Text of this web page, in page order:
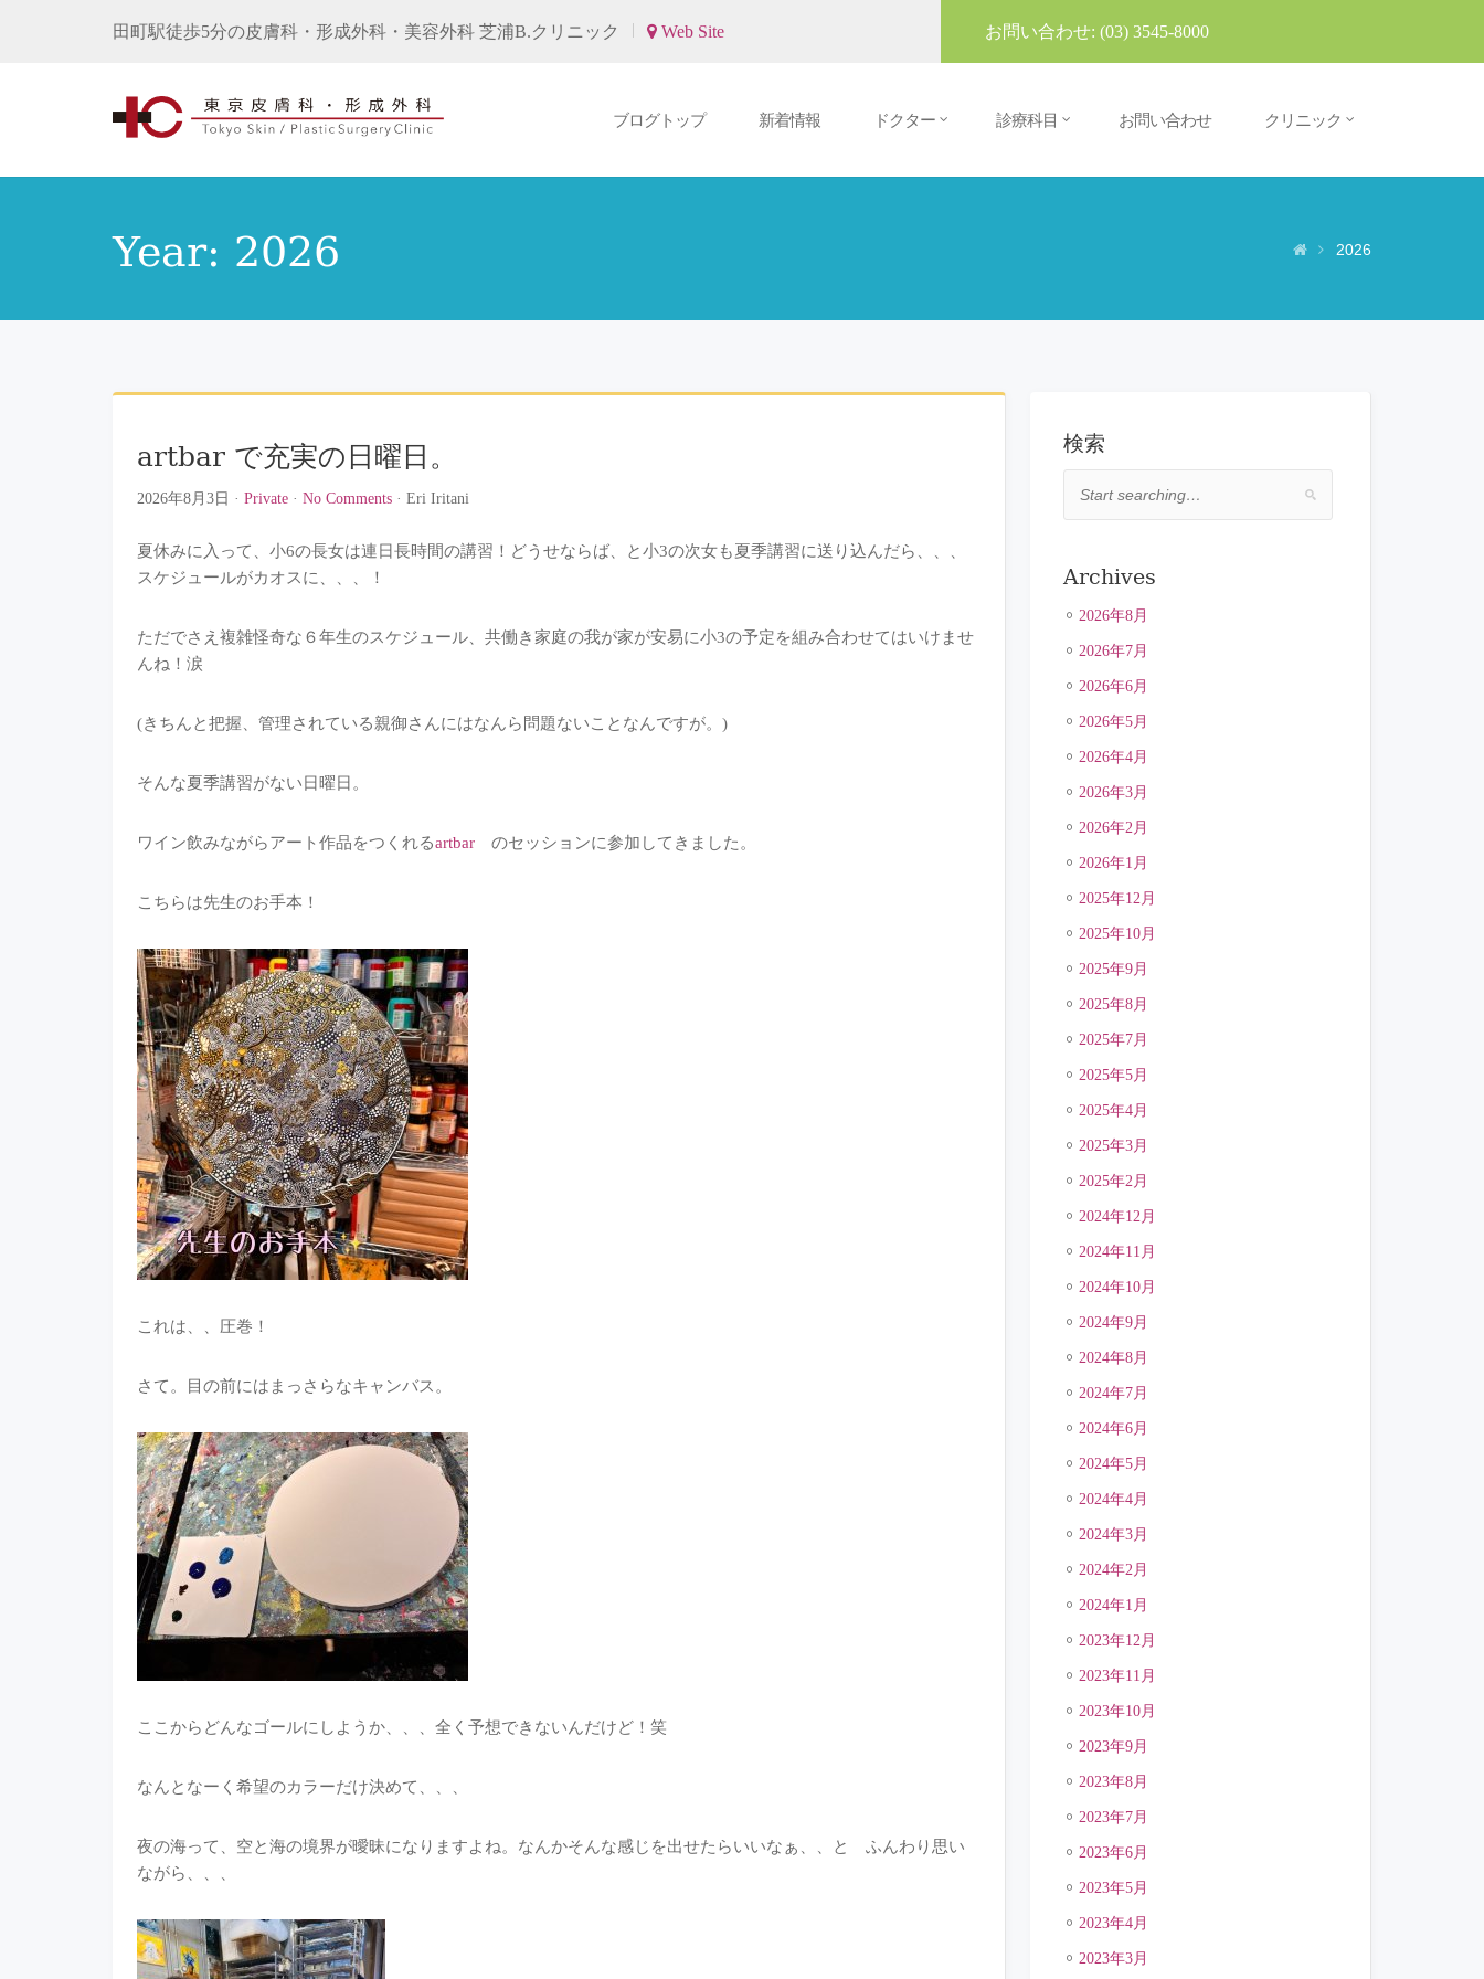
お問い合わせ: (03) 3545-8000
田町駅徒歩5分の皮膚科・形成外科・美容外科 芝浦B.クリニック Web Site
ブログトップ 新着情報 ドクター 診療科目 お問い合わせ クリニック
Year: 2026 2026
artbar で充実の日曜日。
2026年8月3日 · Private · No Comments · Eri Iritani
夏休みに入って、小6の長女は連日長時間の講習！どうせならば、と小3の次女も夏季講習に送り込んだら、、、
スケジュールがカオスに、、、！
ただでさえ複雑怪奇な６年生のスケジュール、共働き家庭の我が家が安易に小3の予定を組み合わせてはいけませ
んね！涙
(きちんと把握、管理されている親御さんにはなんら問題ないことなんですが。)
そんな夏季講習がない日曜日。
ワイン飲みながらアート作品をつくれるartbar のセッションに参加してきました。
こちらは先生のお手本！
これは、、圧巻！
さて。目の前にはまっさらなキャンバス。
ここからどんなゴールにしようか、、、全く予想できないんだけど！笑
なんとなーく希望のカラーだけ決めて、、、
夜の海って、空と海の境界が曖昧になりますよね。なんかそんな感じを出せたらいいなぁ、、と ふんわり思い
ながら、、、
検索
Archives
2026年8月
2026年7月
2026年6月
2026年5月
2026年4月
2026年3月
2026年2月
2026年1月
2025年12月
2025年10月
2025年9月
2025年8月
2025年7月
2025年5月
2025年4月
2025年3月
2025年2月
2024年12月
2024年11月
2024年10月
2024年9月
2024年8月
2024年7月
2024年6月
2024年5月
2024年4月
2024年3月
2024年2月
2024年1月
2023年12月
2023年11月
2023年10月
2023年9月
2023年8月
2023年7月
2023年6月
2023年5月
2023年4月
2023年3月